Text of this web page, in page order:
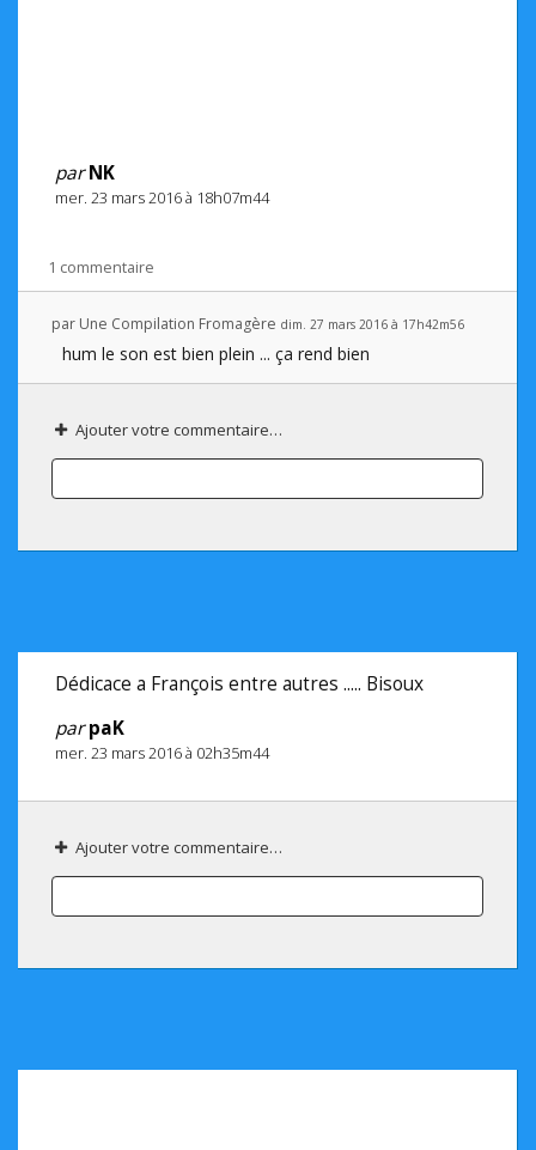
parNK
mer. 23 mars 2016 à 18h07m44
1 commentaire
par Une Compilation Fromagère dim. 27 mars 2016 à 17h42m56
hum le son est bien plein ... ça rend bien
Ajouter votre commentaire…
Dédicace a François entre autres ..... Bisoux
parpaK
mer. 23 mars 2016 à 02h35m44
Ajouter votre commentaire…